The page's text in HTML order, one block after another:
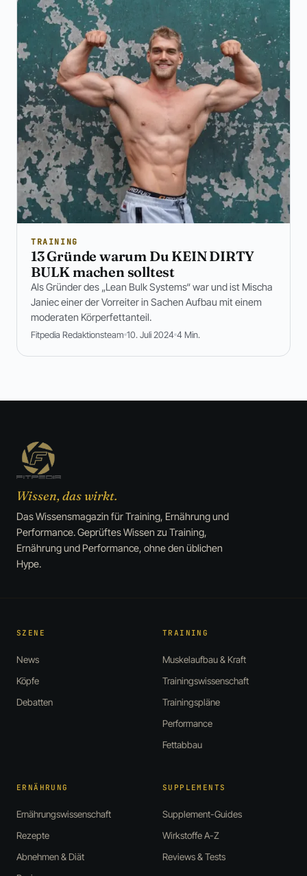
TRAINING
13 Gründe warum Du KEIN DIRTY
BULK machen solltest
Als Gründer des „Lean Bulk Systems“ war und ist Mischa
Janiec einer der Vorreiter in Sachen Aufbau mit einem
moderaten Körperfettanteil.
Fitpedia Redaktionsteam 10. Juli 2024 4 Min.
Wissen, das wirkt.
Das Wissensmagazin für Training, Ernährung und
Performance. Geprüftes Wissen zu Training,
Ernährung und Performance, ohne den üblichen
Hype.
SZENE
News
Köpfe
Debatten
TRAINING
Muskelaufbau & Kraft
Trainingswissenschaft
Trainingspläne
Performance
Fettabbau
ERNÄHRUNG
Ernährungswissenschaft
Rezepte
Abnehmen & Diät
SUPPLEMENTS
Supplement-Guides
Wirkstoffe A-Z
Reviews & Tests